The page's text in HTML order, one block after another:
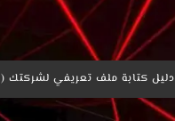
دليل كتابة ملف تعريفي لشركتك (COMPANY PROFILE)